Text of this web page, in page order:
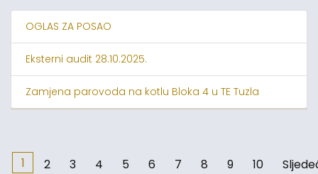
OGLAS ZA POSAO
Eksterni audit 28.10.2025.
Zamjena parovoda na kotlu Bloka 4 u TE Tuzla
1 2 3 4 5 6 7 8 9 10